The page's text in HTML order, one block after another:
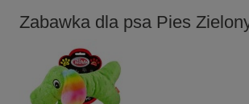
Zabawka dla psa Pies